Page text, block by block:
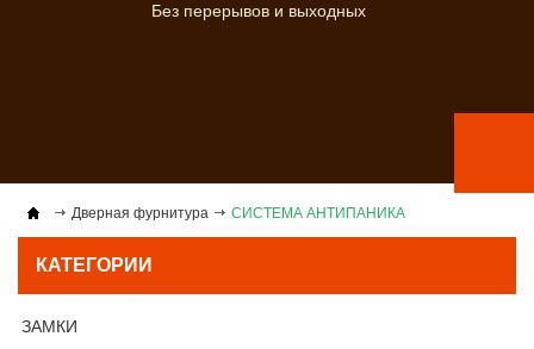
Без перерывов и выходных
Дверная фурнитура СИСТЕМА АНТИПАНИКА
КАТЕГОРИИ
ЗАМКИ